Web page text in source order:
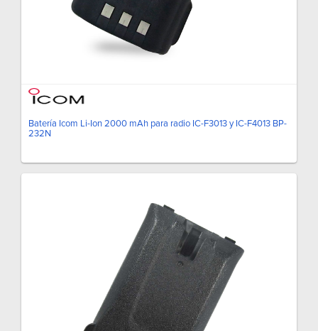
Batería Icom Li-Ion 2000 mAh para radio IC-F3013 y IC-F4013 BP-
232N